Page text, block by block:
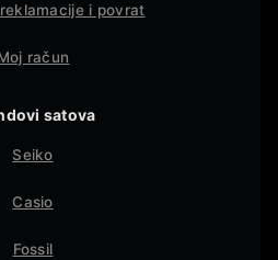
i povrat
račun
satova
Seiko
Casio
Fossil